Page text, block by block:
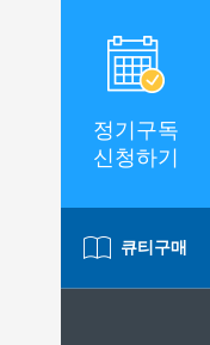
정기구독
신청하기
큐티구매